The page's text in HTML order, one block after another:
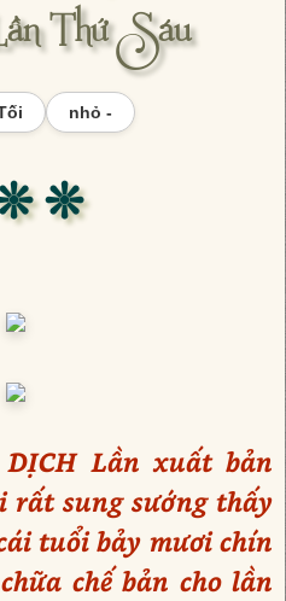
Thứ Sáu
nhỏ -
❊
DỊCH Lần xuất bản
rất sung sướng thấy
tuổi bảy mươi chín
chế bản cho lần